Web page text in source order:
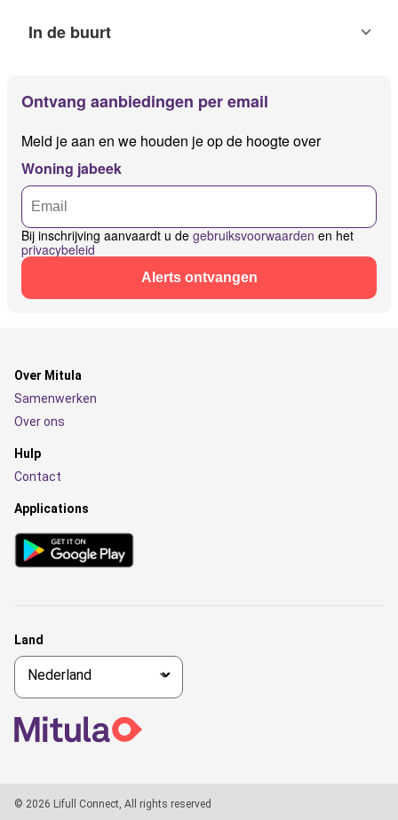
In de buurt
Ontvang aanbiedingen per email
Meld je aan en we houden je op de hoogte over
Woning jabeek
Bij inschrijving aanvaardt u de gebruiksvoorwaarden en het
privacybeleid
Alerts ontvangen
Over Mitula
Samenwerken
Over ons
Hulp
Contact
Applications
Land
© 2026 Lifull Connect, All rights reserved